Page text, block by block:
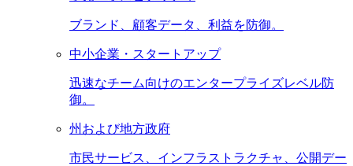
ブランド、顧客データ、利益を防御。
中小企業・スタートアップ
迅速なチーム向けのエンタープライズレベル防
御。
州および地方政府
市民サービス、インフラストラクチャ、公開デー